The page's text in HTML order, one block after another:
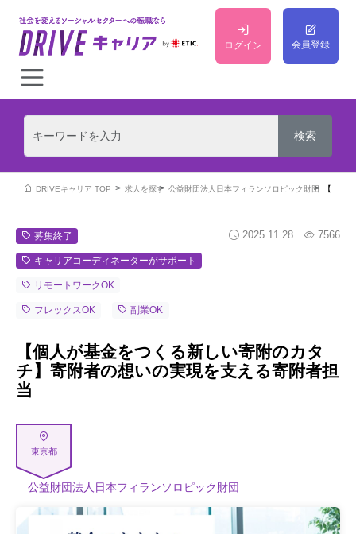
ログイン 会員登録
DRIVEキャリア TOP 求人を探す 公益財団法人日本フィランソロピック財団 【個人が基金をつくる新しい寄附のカタチ】寄附者の想いの実現を支える寄附者担当
募集終了
キャリアコーディネーターがサポート
リモートワークOK
フレックスOK 副業OK
2025.11.28 7566
【個人が基金をつくる新しい寄附のカタ
チ】寄附者の想いの実現を支える寄附者担
当
東京都
公益財団法人日本フィランソロピック財団